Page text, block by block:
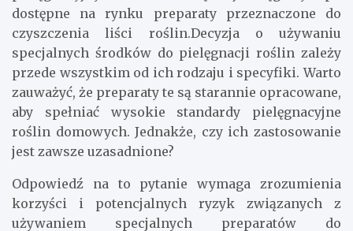
dostępne na rynku preparaty przeznaczone do
czyszczenia liści roślin.Decyzja o używaniu
specjalnych środków do pielęgnacji roślin zależy
przede wszystkim od ich rodzaju i specyfiki. Warto
zauważyć, że preparaty te są starannie opracowane,
aby spełniać wysokie standardy pielęgnacyjne
roślin domowych. Jednakże, czy ich zastosowanie
jest zawsze uzasadnione?
Odpowiedź na to pytanie wymaga zrozumienia
korzyści i potencjalnych ryzyk związanych z
używaniem specjalnych preparatów do